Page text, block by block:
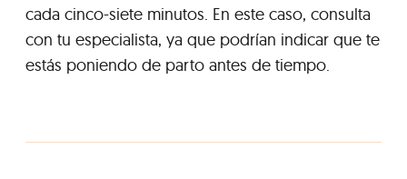
cada cinco-siete minutos. En este caso, consulta
con tu especialista, ya que podrían indicar que te
estás poniendo de parto antes de tiempo.